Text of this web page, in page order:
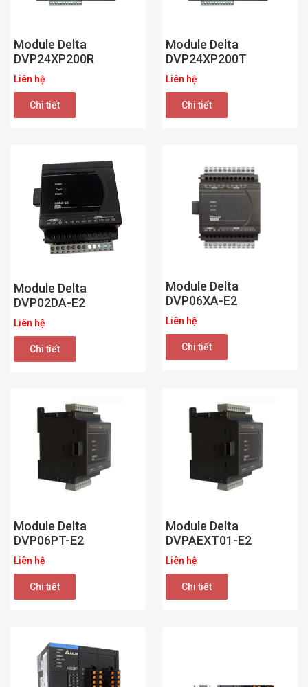
Module Delta
DVP24XP200R
Liên hệ
Chi tiết
Module Delta
DVP24XP200T
Liên hệ
Chi tiết
Module Delta
DVP02DA-E2
Liên hệ
Chi tiết
Module Delta
DVP06XA-E2
Liên hệ
Chi tiết
Module Delta
DVP06PT-E2
Liên hệ
Chi tiết
Module Delta
DVPAEXT01-E2
Liên hệ
Chi tiết